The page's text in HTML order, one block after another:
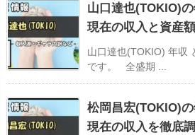
山口達也(TOKIO)
現在の収入と資産額
山口達也(TOKIO) 年収
です。 全盛期 ...
松岡昌宏(TOKIO)
現在の収入を徹底調